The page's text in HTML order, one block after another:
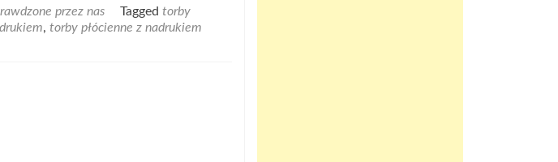
przez nas Tagged torby
, torby płócienne z nadrukiem